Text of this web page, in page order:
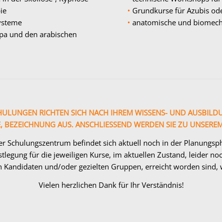
und den arabischen
• Grundkurse für Azubis
• anatomische und
RICHTEN SICH NACH IHREM WISSENS- UND
BEZEICHNUNG AUS. ANSCHLIESSEND WERDEN SIE ZU
Schulungszentrum befindet sich aktuell noch in der
für die jeweiligen Kurse, im aktuellen Zustand, leider
Kandidaten und/oder gezielten Gruppen, erreicht worden
Vielen herzlichen Dank für Ihr Verständnis!